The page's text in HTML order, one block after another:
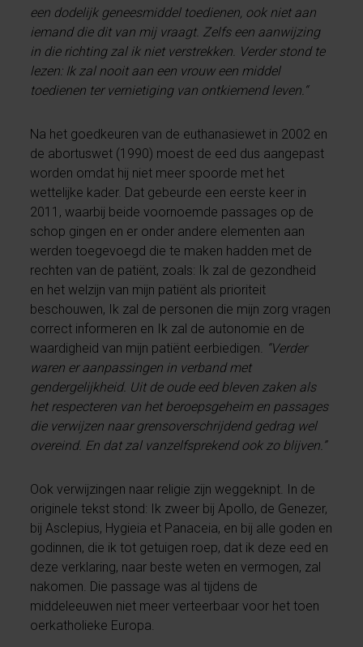
een dodelijk geneesmiddel toedienen, ook niet aan
iemand die dit van mij vraagt. Zelfs een aanwijzing
in die richting zal ik niet verstrekken. Verder stond te
lezen: Ik zal nooit aan een vrouw een middel
toedienen ter vernietiging van ontkiemend leven.“
Na het goedkeuren van de euthanasiewet in 2002 en
de abortuswet (1990) moest de eed dus aangepast
worden omdat hij niet meer spoorde met het
wettelijke kader. Dat gebeurde een eerste keer in
2011, waarbij beide voornoemde passages op de
schop gingen en er onder andere elementen aan
werden toegevoegd die te maken hadden met de
rechten van de patiënt, zoals: Ik zal de gezondheid
en het welzijn van mijn patiënt als prioriteit
beschouwen, Ik zal de personen die mijn zorg vragen
correct informeren en Ik zal de autonomie en de
waardigheid van mijn patiënt eerbiedigen.
“Verder
waren er aanpassingen in verband met
gendergelijkheid. Uit de oude eed bleven zaken als
het respecteren van het beroepsgeheim en passages
die verwijzen naar grensoverschrijdend gedrag wel
overeind. En dat zal vanzelfsprekend ook zo blijven.”
Ook verwijzingen naar religie zijn weggeknipt. In de
originele tekst stond: Ik zweer bij Apollo, de Genezer,
bij Asclepius, Hygieia et Panaceia, en bij alle goden en
godinnen, die ik tot getuigen roep, dat ik deze eed en
deze verklaring, naar beste weten en vermogen, zal
nakomen. Die passage was al tijdens de
middeleeuwen niet meer verteerbaar voor het toen
oerkatholieke Europa.